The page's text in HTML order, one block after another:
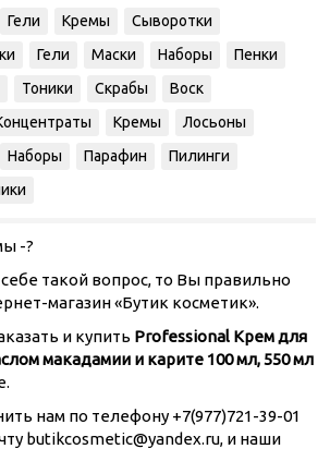
Гели Кремы
Сыворотки
Гели Маски Наборы
Пенки
Тоники Скрабы
Воск
Кремы
Лосьоны
Наборы Парафин
Пилинги
-?
такой вопрос, то Вы правильно
магазин «Бутик косметик».
и купить Professional Крем для
макадамии и карите 100 мл, 550 мл
нам по телефону +7(977)721-39-01
butikcosmetic@yandex.ru, и наши